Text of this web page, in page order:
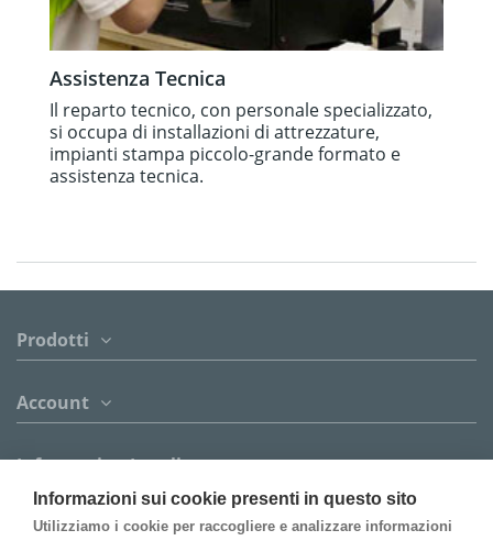
Informazioni sui cookie presenti in questo sito
Utilizziamo i cookie per raccogliere e analizzare informazioni
Assistenza Tecnica
Il reparto tecnico, con personale specializzato,
si occupa di installazioni di attrezzature,
impianti stampa piccolo-grande formato e
assistenza tecnica.
Prodotti
Account
Informazion Legali
Contattaci